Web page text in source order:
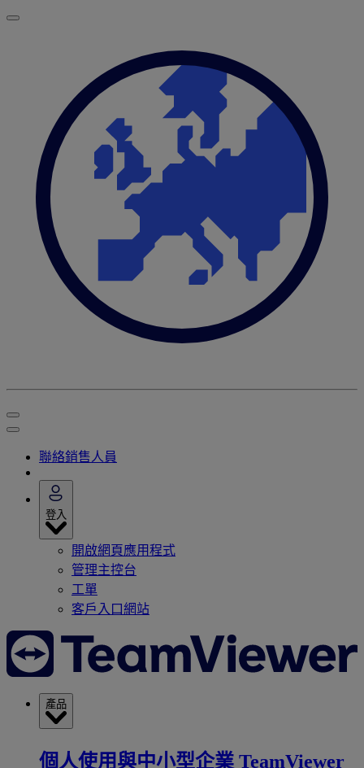
聯絡銷售人員
登入
開啟網頁應用程式
管理主控台
工單
客戶入口網站
產品
個人使用與中小型企業 TeamViewer